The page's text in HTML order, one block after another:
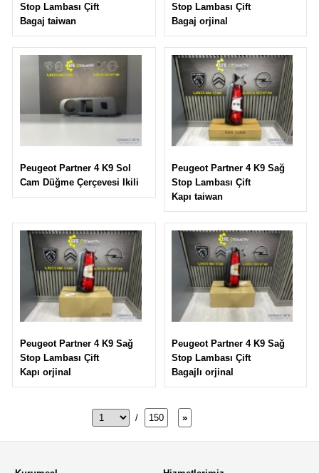
Stop Lambası Çift
Bagaj taiwan
Stop Lambası Çift
Bagaj orjinal
Peugeot Partner 4 K9 Sol
Cam Düğme Çerçevesi Ikili
Peugeot Partner 4 K9 Sağ
Stop Lambası Çift
Kapı taiwan
Peugeot Partner 4 K9 Sağ
Stop Lambası Çift
Kapı orjinal
Peugeot Partner 4 K9 Sağ
Stop Lambası Çift
Bagajlı orjinal
/ 150 »